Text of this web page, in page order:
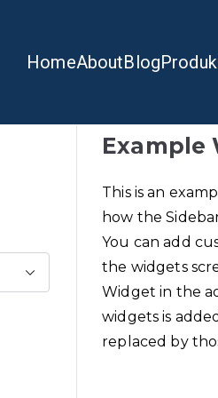
HomeAboutBlogProduk
Example
This is an
how the
You can add
the widgets
Widget in the
widgets is
replaced by